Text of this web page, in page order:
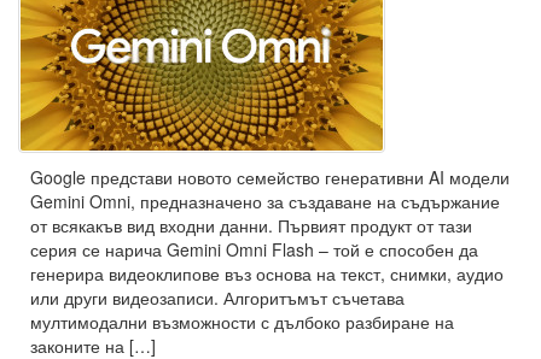
Google представи новото семейство генеративни AI модели
Gemini Omni, предназначено за създаване на съдържание
от всякакъв вид входни данни. Първият продукт от тази
серия се нарича Gemini Omni Flash – той е способен да
генерира видеоклипове въз основа на текст, снимки, аудио
или други видеозаписи. Алгоритъмът съчетава
мултимодални възможности с дълбоко разбиране на
законите на […]